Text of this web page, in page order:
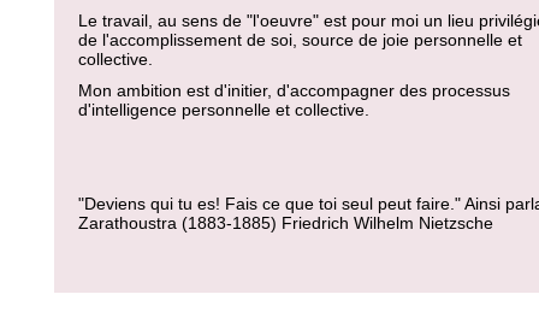
Le travail, au sens de "l'oeuvre" est pour moi un lieu
de l'accomplissement de soi, source de joie personnelle et
collective.
Mon ambition est d'initier, d'accompagner des processus
d'intelligence personnelle et collective.
"Deviens qui tu es! Fais ce que toi seul peut faire." Ainsi
Zarathoustra (1883-1885) Friedrich Wilhelm Nietzsche